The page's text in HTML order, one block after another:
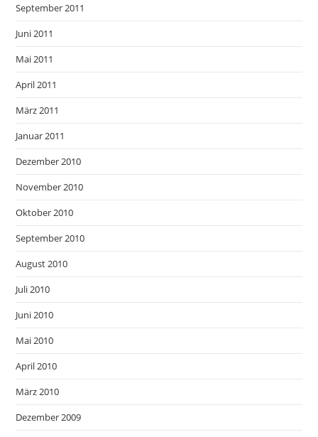
September 2011
Juni 2011
Mai 2011
April 2011
März 2011
Januar 2011
Dezember 2010
November 2010
Oktober 2010
September 2010
August 2010
Juli 2010
Juni 2010
Mai 2010
April 2010
März 2010
Dezember 2009